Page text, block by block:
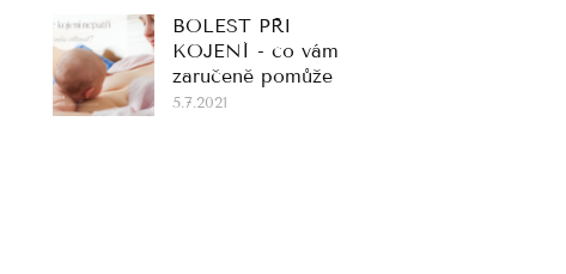
BOLEST PŘI
KOJENÍ - co vám
zaručeně pomůže
5.7.2021